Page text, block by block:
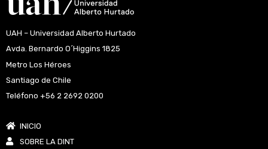
UAH – Universidad Alberto Hurtado
Avda. Bernardo O´Higgins 1825
Metro Los Héroes
Santiago de Chile
Teléfono +56 2 2692 0200
INICIO
SOBRE LA DINT